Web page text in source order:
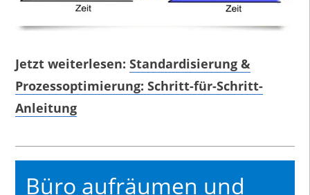
Jetzt weiterlesen: Standardisierung &
Prozessoptimierung: Schritt-für-Schritt-
Anleitung
Büro aufräumen und